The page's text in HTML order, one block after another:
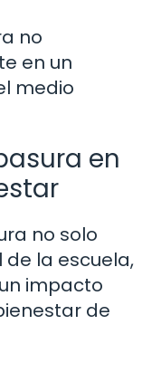
no
en un
medio
en
no solo
la escuela,
impacto
de